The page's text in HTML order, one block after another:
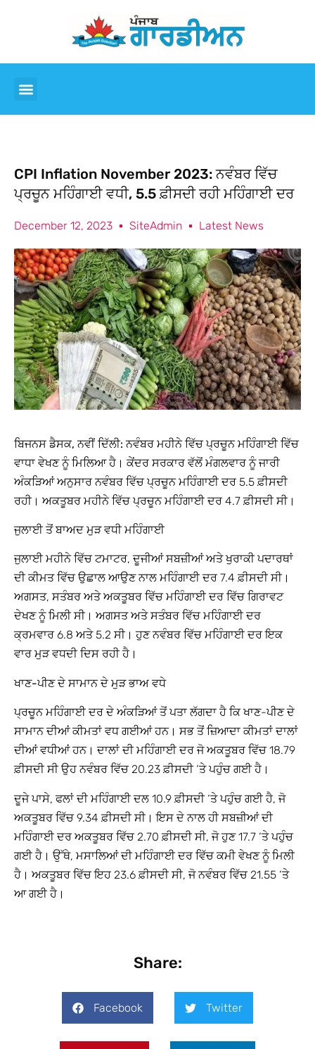
CPI Inflation November 2023: ਨਵੰਬਰ ਵਿੱਚ
ਪ੍ਰਚੂਨ ਮਹਿੰਗਾਈ ਵਧੀ, 5.5 ਫ਼ੀਸਦੀ ਰਹੀ ਮਹਿੰਗਾਈ ਦਰ
December 12, 2023 SiteAdmin Latest News
ਬਿਜਨਸ ਡੈਸਕ, ਨਵੀਂ ਦਿੱਲੀ:ਨਵੰਬਰ ਮਹੀਨੇ ਵਿੱਚ ਪ੍ਰਚੂਨ ਮਹਿੰਗਾਈ ਵਿੱਚ
ਵਾਧਾ ਵੇਖਣ ਨੂੰ ਮਿਲਿਆ ਹੈ। ਕੇਂਦਰ ਸਰਕਾਰ ਵੱਲੋਂ ਮੰਗਲਵਾਰ ਨੂੰ ਜਾਰੀ
ਅੰਕੜਿਆਂ ਅਨੁਸਾਰ ਨਵੰਬਰ ਵਿੱਚ ਪ੍ਰਚੂਨ ਮਹਿੰਗਾਈ ਦਰ 5.5 ਫ਼ੀਸਦੀ
ਰਹੀ। ਅਕਤੂਬਰ ਮਹੀਨੇ ਵਿੱਚ ਪ੍ਰਚੂਨ ਮਹਿੰਗਾਈ ਦਰ 4.7 ਫ਼ੀਸਦੀ ਸੀ।
ਜੁਲਾਈ ਤੋਂ ਬਾਅਦ ਮੁੜ ਵਧੀ ਮਹਿੰਗਾਈ
ਜੁਲਾਈ ਮਹੀਨੇ ਵਿੱਚ ਟਮਾਟਰ, ਦੂਜੀਆਂ ਸਬਜ਼ੀਆਂ ਅਤੇ ਖੁਰਾਕੀ ਪਦਾਰਥਾਂ
ਦੀ ਕੀਮਤ ਵਿੱਚ ਉਛਾਲ ਆਉਣ ਨਾਲ ਮਹਿੰਗਾਈ ਦਰ 7.4 ਫ਼ੀਸਦੀ ਸੀ।
ਅਗਸਤ, ਸਤੰਬਰ ਅਤੇ ਅਕਤੂਬਰ ਵਿੱਚ ਮਹਿੰਗਾਈ ਦਰ ਵਿੱਚ ਗਿਰਾਵਟ
ਦੇਖਣ ਨੂੰ ਮਿਲੀ ਸੀ। ਅਗਸਤ ਅਤੇ ਸਤੰਬਰ ਵਿੱਚ ਮਹਿੰਗਾਈ ਦਰ
ਕ੍ਰਮਵਾਰ 6.8 ਅਤੇ 5.2 ਸੀ। ਹੁਣ ਨਵੰਬਰ ਵਿੱਚ ਮਹਿੰਗਾਈ ਦਰ ਇਕ
ਵਾਰ ਮੁੜ ਵਧਦੀ ਦਿਸ ਰਹੀ ਹੈ।
ਖਾਣ-ਪੀਣ ਦੇ ਸਾਮਾਨ ਦੇ ਮੁੜ ਭਾਅ ਵਧੇ
ਪ੍ਰਚੂਨ ਮਹਿੰਗਾਈ ਦਰ ਦੇ ਅੰਕੜਿਆਂ ਤੋਂ ਪਤਾ ਲੱਗਦਾ ਹੈ ਕਿ ਖਾਣ-ਪੀਣ ਦੇ
ਸਾਮਾਨ ਦੀਆਂ ਕੀਮਤਾਂ ਵਧ ਗਈਆਂ ਹਨ। ਸਭ ਤੋਂ ਜ਼ਿਆਦਾ ਕੀਮਤਾਂ ਦਾਲਾਂ
ਦੀਆਂ ਵਧੀਆਂ ਹਨ। ਦਾਲਾਂ ਦੀ ਮਹਿੰਗਾਈ ਦਰ ਜੋ ਅਕਤੂਬਰ ਵਿੱਚ 18.79
ਫ਼ੀਸਦੀ ਸੀ ਉਹ ਨਵੰਬਰ ਵਿੱਚ 20.23 ਫ਼ੀਸਦੀ ‘ਤੇ ਪਹੁੰਚ ਗਈ ਹੈ।
ਦੂਜੇ ਪਾਸੇ, ਫਲਾਂ ਦੀ ਮਹਿੰਗਾਈ ਦਲ 10.9 ਫ਼ੀਸਦੀ ‘ਤੇ ਪਹੁੰਚ ਗਈ ਹੈ, ਜੋ
ਅਕਤੂਬਰ ਵਿੱਚ 9.34 ਫ਼ੀਸਦੀ ਸੀ। ਇਸ ਦੇ ਨਾਲ ਹੀ ਸਬਜ਼ੀਆਂ ਦੀ
ਮਹਿੰਗਾਈ ਦਰ ਅਕਤੂਬਰ ਵਿੱਚ 2.70 ਫ਼ੀਸਦੀ ਸੀ, ਜੋ ਹੁਣ 17.7 ‘ਤੇ ਪਹੁੰਚ
ਗਈ ਹੈ। ਉੱਥੇ, ਮਸਾਲਿਆਂ ਦੀ ਮਹਿੰਗਾਈ ਦਰ ਵਿੱਚ ਕਮੀ ਵੇਖਣ ਨੂੰ ਮਿਲੀ
ਹੈ। ਅਕਤੂਬਰ ਵਿੱਚ ਇਹ 23.6 ਫ਼ੀਸਦੀ ਸੀ, ਜੋ ਨਵੰਬਰ ਵਿੱਚ 21.55 ‘ਤੇ
ਆ ਗਈ ਹੈ।
Share:
Facebook Twitter